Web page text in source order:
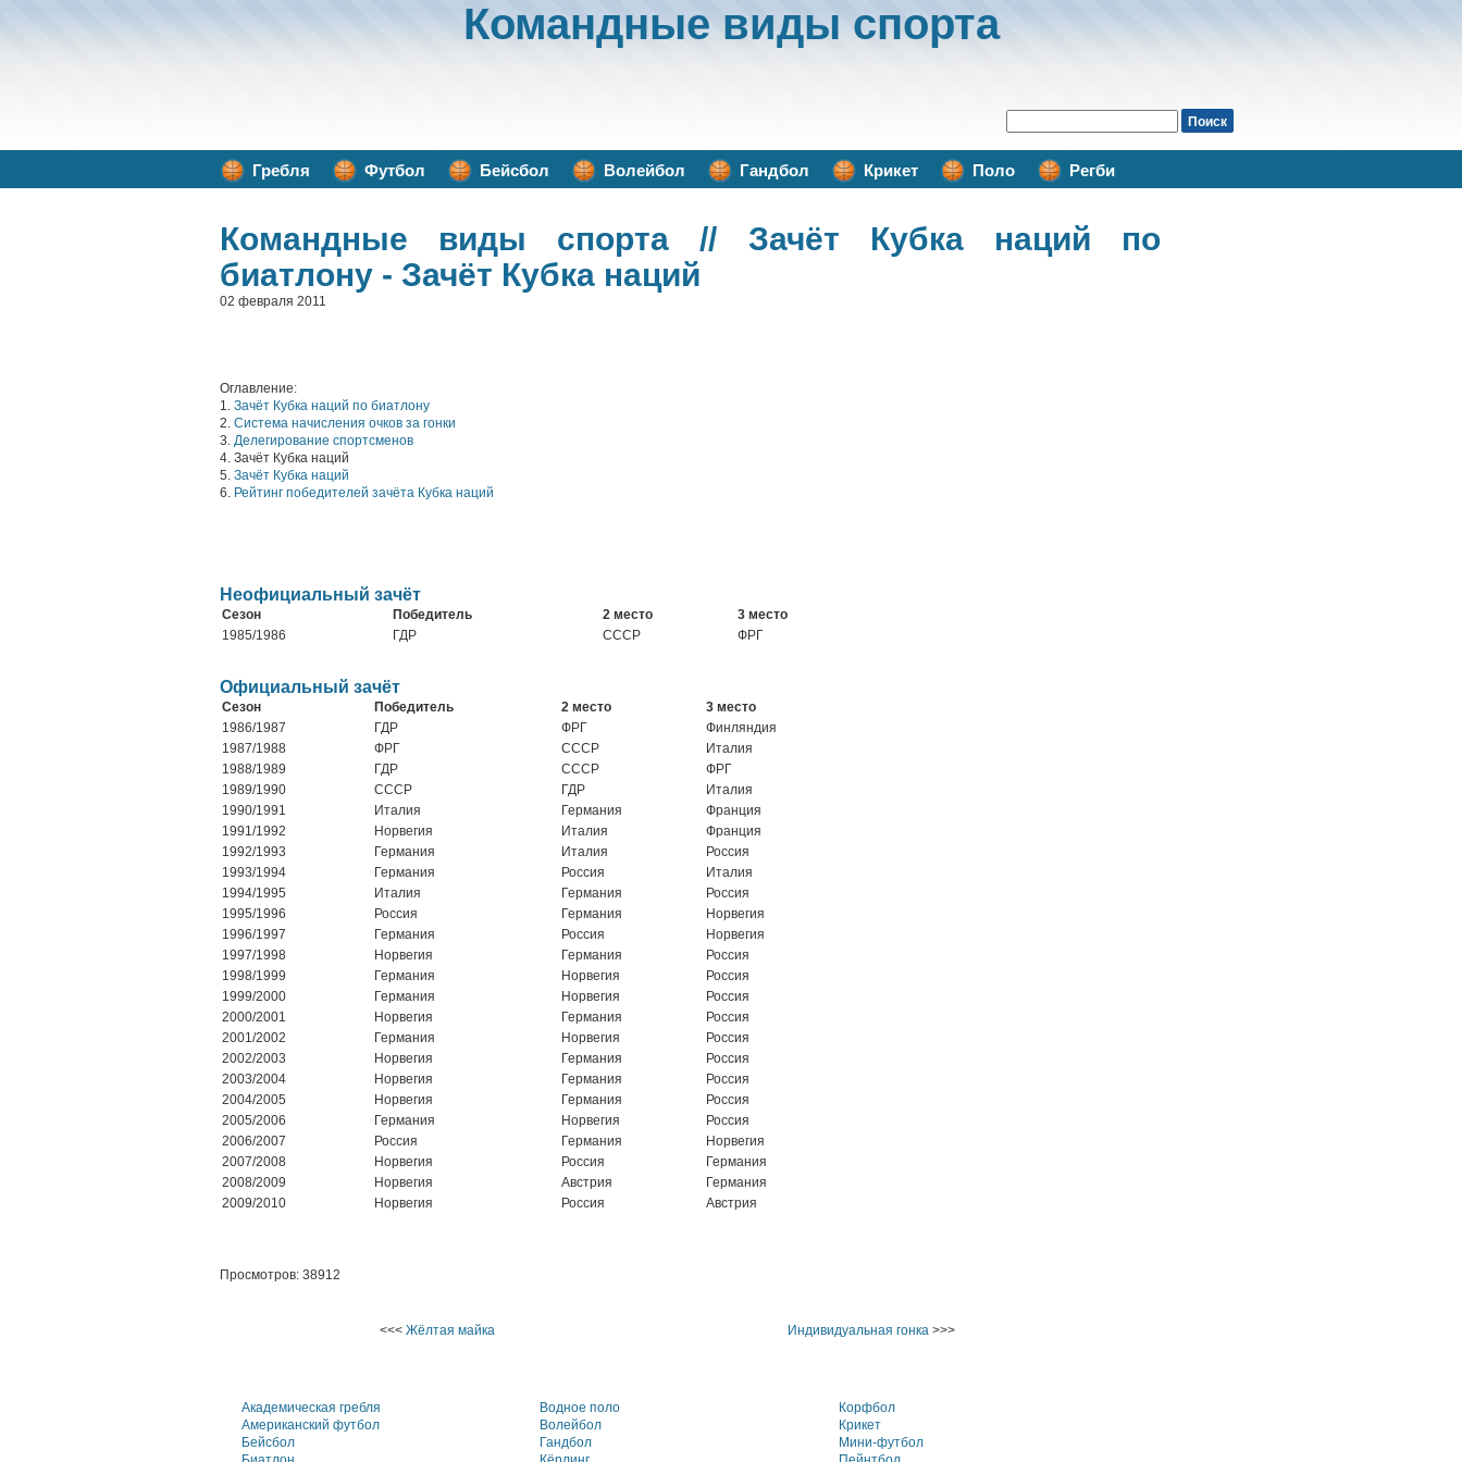
Командные виды спорта
Гребля Футбол Бейсбол Волейбол Гандбол Крикет Поло Регби
Командные виды спорта // Зачёт Кубка наций по
биатлону - Зачёт Кубка наций
02 февраля 2011
Оглавление:
1. Зачёт Кубка наций по биатлону
2. Система начисления очков за гонки
3. Делегирование спортсменов
4. Зачёт Кубка наций
5. Зачёт Кубка наций
6. Рейтинг победителей зачёта Кубка наций
Неофициальный зачёт
Сезон Победитель 2 место
3 место
1985/1986
ГДР СССР ФРГ
Официальный зачёт
Сезон Победитель 2 место
3 место
1986/1987
ГДР ФРГ
Финляндия
1987/1988
ФРГ СССР
Италия
1988/1989
ГДР СССР
ФРГ
1989/1990
СССР ГДР
Италия
1990/1991
Италия Германия
Франция
1991/1992
Норвегия Италия
Франция
1992/1993
Германия Италия
Россия
1993/1994
Германия Россия
Италия
1994/1995
Италия Германия
Россия
1995/1996
Россия Германия
Норвегия
1996/1997
Германия Россия
Норвегия
1997/1998
Норвегия Германия
Россия
1998/1999
Германия Норвегия
Россия
1999/2000
Германия Норвегия
Россия
2000/2001
Норвегия Германия
Россия
2001/2002
Германия Норвегия
Россия
2002/2003
Норвегия Германия
Россия
2003/2004
Норвегия Германия
Россия
2004/2005
Норвегия Германия
Россия
2005/2006
Германия Норвегия
Россия
2006/2007
Россия Германия
Норвегия
2007/2008
Норвегия Россия
Германия
2008/2009
Норвегия Австрия
Германия
2009/2010
Норвегия Россия Австрия
Просмотров: 38912
<<< Жёлтая майка Индивидуальная гонка >>>
Академическая гребля
Американский футбол
Бейсбол
Водное поло
Волейбол
Гандбол
Корфбол
Крикет
Мини-футбол